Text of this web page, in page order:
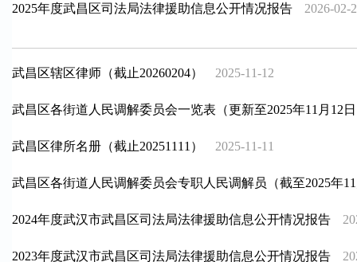
2025年度武昌区司法局法律援助信息公开情况报告 2026-02-
武昌区辖区律师（截止20260204） 2025-11-12
武昌区各街道人民调解委员会一览表（更新至2025年11月12
武昌区律所名册（截止20251111） 2025-11-11
武昌区各街道人民调解委员会专职人民调解员（截至2025年
2024年度武汉市武昌区司法局法律援助信息公开情况报告
2023年度武汉市武昌区司法局法律援助信息公开情况报告